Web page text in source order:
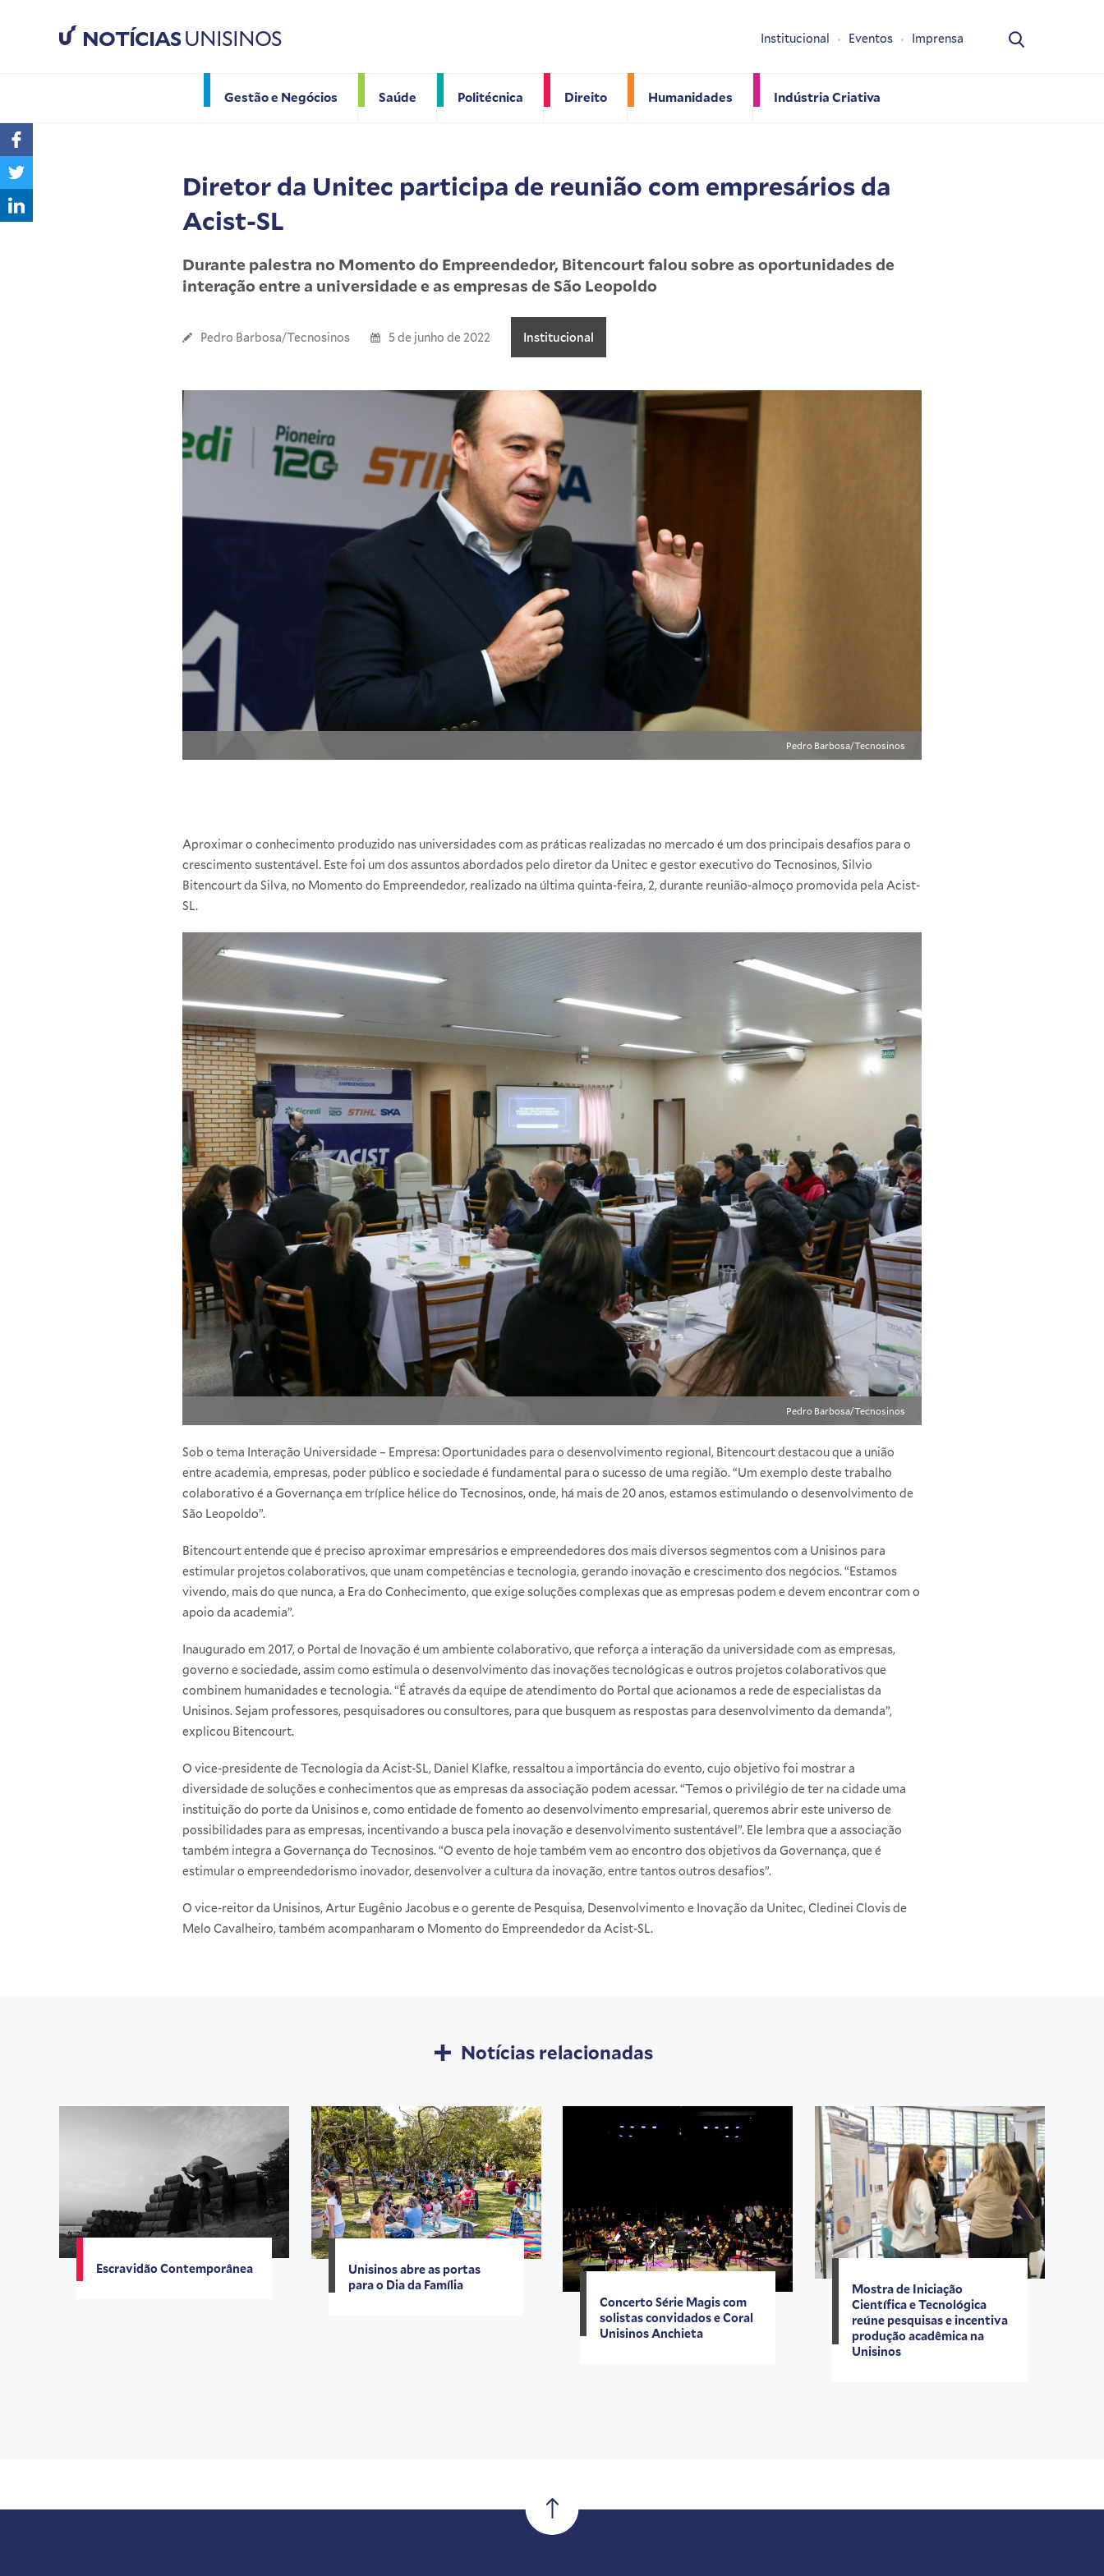
NOTÍCIASUNISINOS
Gestão e Negócios Saúde Politécnica Direito Humanidades Indústria Criativa
Institucional Eventos Imprensa
Diretor da Unitec participa de reunião com empresários da
Acist-SL
Durante palestra no Momento do Empreendedor, Bitencourt falou sobre as oportunidades de
interação entre a universidade e as empresas de São Leopoldo
Pedro Barbosa/Tecnosinos 5 de junho de 2022 Institucional
Pedro Barbosa/Tecnosinos
Aproximar o conhecimento produzido nas universidades com as práticas realizadas no mercado é um dos principais desafios para o
crescimento sustentável. Este foi um dos assuntos abordados pelo diretor da Unitec e gestor executivo do Tecnosinos, Silvio
Bitencourt da Silva, no Momento do Empreendedor, realizado na última quinta-feira, 2, durante reunião-almoço promovida pela Acist-
SL.
Pedro Barbosa/Tecnosinos
Sob o tema Interação Universidade – Empresa: Oportunidades para o desenvolvimento regional, Bitencourt destacou que a união
entre academia, empresas, poder público e sociedade é fundamental para o sucesso de uma região. “Um exemplo deste trabalho
colaborativo é a Governança em tríplice hélice do Tecnosinos, onde, há mais de 20 anos, estamos estimulando o desenvolvimento de
São Leopoldo”.
Bitencourt entende que é preciso aproximar empresários e empreendedores dos mais diversos segmentos com a Unisinos para
estimular projetos colaborativos, que unam competências e tecnologia, gerando inovação e crescimento dos negócios. “Estamos
vivendo, mais do que nunca, a Era do Conhecimento, que exige soluções complexas que as empresas podem e devem encontrar com o
apoio da academia”.
Inaugurado em 2017, o Portal de Inovação é um ambiente colaborativo, que reforça a interação da universidade com as empresas,
governo e sociedade, assim como estimula o desenvolvimento das inovações tecnológicas e outros projetos colaborativos que
combinem humanidades e tecnologia. “É através da equipe de atendimento do Portal que acionamos a rede de especialistas da
Unisinos. Sejam professores, pesquisadores ou consultores, para que busquem as respostas para desenvolvimento da demanda”,
explicou Bitencourt.
O vice-presidente de Tecnologia da Acist-SL, Daniel Klafke, ressaltou a importância do evento, cujo objetivo foi mostrar a
diversidade de soluções e conhecimentos que as empresas da associação podem acessar. “Temos o privilégio de ter na cidade uma
instituição do porte da Unisinos e, como entidade de fomento ao desenvolvimento empresarial, queremos abrir este universo de
possibilidades para as empresas, incentivando a busca pela inovação e desenvolvimento sustentável”. Ele lembra que a associação
também integra a Governança do Tecnosinos. “O evento de hoje também vem ao encontro dos objetivos da Governança, que é
estimular o empreendedorismo inovador, desenvolver a cultura da inovação, entre tantos outros desafios”.
O vice-reitor da Unisinos, Artur Eugênio Jacobus e o gerente de Pesquisa, Desenvolvimento e Inovação da Unitec, Cledinei Clovis de
Melo Cavalheiro, também acompanharam o Momento do Empreendedor da Acist-SL.
Notícias relacionadas
Escravidão Contemporânea
Unisinos abre as portas
para o Dia da Família
Concerto Série Magis com
solistas convidados e Coral
Unisinos Anchieta
Mostra de Iniciação
Científica e Tecnológica
reúne pesquisas e incentiva
produção acadêmica na
Unisinos